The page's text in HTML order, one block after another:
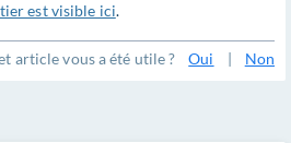
est visible ici.
article vous a été utile ? Oui | Non